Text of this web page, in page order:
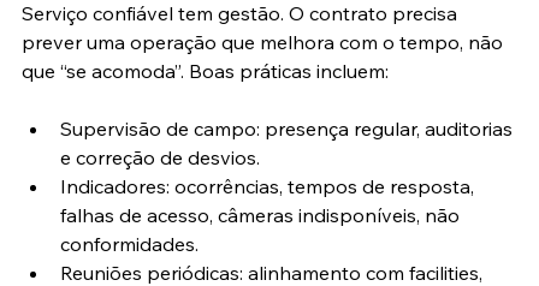
Serviço confiável tem gestão. O contrato precisa
prever uma operação que melhora com o tempo, não
que “se acomoda”. Boas práticas incluem:
Supervisão de campo: presença regular, auditorias
e correção de desvios.
Indicadores: ocorrências, tempos de resposta,
falhas de acesso, câmeras indisponíveis, não
conformidades.
Reuniões periódicas: alinhamento com facilities,